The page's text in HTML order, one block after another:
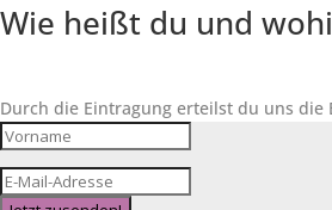
Wie heißt du und
Durch die Eintragung erteilst du uns